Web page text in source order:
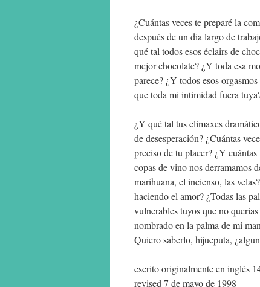
¿Cuántas veces te preparé la
después de un dia largo de
qué tal todos esos éclairs de
mejor chocolate? ¿Y toda esa
parece? ¿Y todos esos
que toda mi intimidad fuera
¿Y qué tal tus clímaxes
de desesperación? ¿Cuántas
preciso de tu placer? ¿Y
copas de vino nos derramamos
marihuana, el incienso, las
haciendo el amor? ¿Todas las
vulnerables tuyos que no
nombrado en la palma de mi
Quiero saberlo, hijueputa,
escrito originalmente en inglés
revised 7 de mayo de 1998